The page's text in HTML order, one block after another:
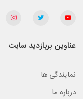
عناوین پربازدید سایت
نمایندگی ها
درباره ما